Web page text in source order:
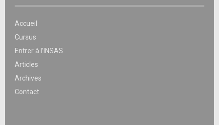
Accueil
Cursus
Entrer à l’INSAS
Articles
Archives
Contact